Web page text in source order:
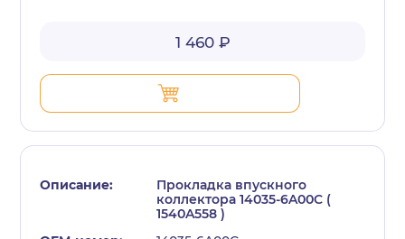
1 460 ₽
Прокладка впускного
коллектора 14035-6A00C (
1540A558 )